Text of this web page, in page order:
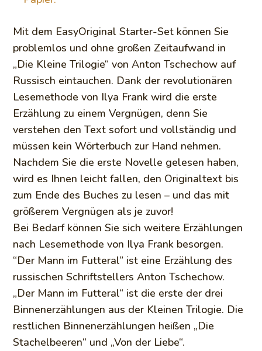
Mit dem EasyOriginal Starter-Set können Sie
problemlos und ohne großen Zeitaufwand in
„Die Kleine Trilogie“ von Anton Tschechow auf
Russisch eintauchen. Dank der revolutionären
Lesemethode von Ilya Frank wird die erste
Erzählung zu einem Vergnügen, denn Sie
verstehen den Text sofort und vollständig und
müssen kein Wörterbuch zur Hand nehmen.
Nachdem Sie die erste Novelle gelesen haben,
wird es Ihnen leicht fallen, den Originaltext bis
zum Ende des Buches zu lesen – und das mit
größerem Vergnügen als je zuvor!
Bei Bedarf können Sie sich weitere Erzählungen
nach Lesemethode von Ilya Frank besorgen.
“Der Mann im Futteral” ist eine Erzählung des
russischen Schriftstellers Anton Tschechow.
„Der Mann im Futteral“ ist die erste der drei
Binnenerzählungen aus der Kleinen Trilogie. Die
restlichen Binnenerzählungen heißen „Die
Stachelbeeren“ und „Von der Liebe“.